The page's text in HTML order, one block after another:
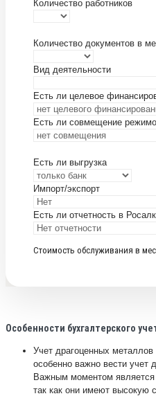
Количество работников
Количество документов в
Вид деятельности
Есть ли целевое
Есть ли совмещение
Есть ли выгрузка
Импорт/экспорт
Есть ли отчетность в
Стоимость
Стоимость обслуживания в
Особенности бухгалтерского
Учет драгоценных
особенно важно вести учет
Важным моментом является
так как они имеют высокую